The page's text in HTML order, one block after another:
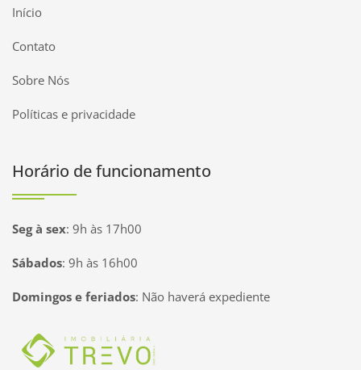
Início
Contato
Sobre Nós
Políticas e privacidade
Horário de funcionamento
Seg à sex: 9h às 17h00
Sábados: 9h às 16h00
Domingos e feriados: Não haverá expediente
Página inicial